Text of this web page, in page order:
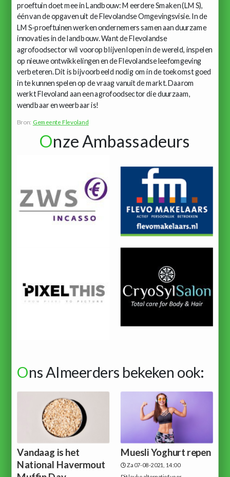
proeftuin doet mee in Landbouw: Meerdere Smaken (LMS),
één van de opgaven uit de Flevolandse Omgevingsvisie. In de
LMS-proeftuinen werken ondernemers samen aan duurzame
innovaties in de landbouw. Want de Flevolandse
agrofoodsector wil voorop blijven lopen in de wereld, inspelen
op nieuwe ontwikkelingen en de Flevolandse leefomgeving
verbeteren. Dit is bijvoorbeeld nodig om in de toekomst goed
in te kunnen spelen op de vraag vanuit de markt. Daarom
werkt Flevoland aan een agrofoodsector die duurzaam,
wendbaar en weerbaar is!
Bron: Gemeente Flevoland
Onze Ambassadeurs
Ons Almeerders bekeken ook:
Vandaag is het
National Havermout
Muesli Yoghurt repen
Za 07-08-2021, 14:00